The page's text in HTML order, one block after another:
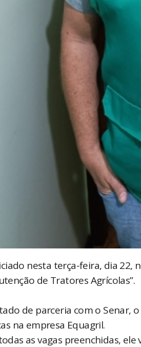
nesta terça-feira, dia 22,
de Tratores Agrícolas”.
de parceria com o Senar,
na empresa Equagril.
as vagas preenchidas,